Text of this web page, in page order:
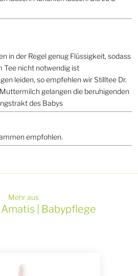
in der Regel genug Flüssigkeit, sodass
Tee nicht notwendig ist
leiden, so empfehlen wir Stilltee Dr.
gelangen die beruhigenden
des Babys
empfohlen.
Mehr aus
Amatis | Babypflege